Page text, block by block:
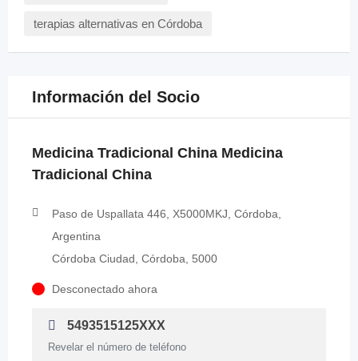
terapias alternativas en Córdoba
Información del Socio
Medicina Tradicional China Medicina
Tradicional China
Paso de Uspallata 446, X5000MKJ, Córdoba,
Argentina
Córdoba Ciudad, Córdoba, 5000
Desconectado ahora
5493515125XXX
Revelar el número de teléfono